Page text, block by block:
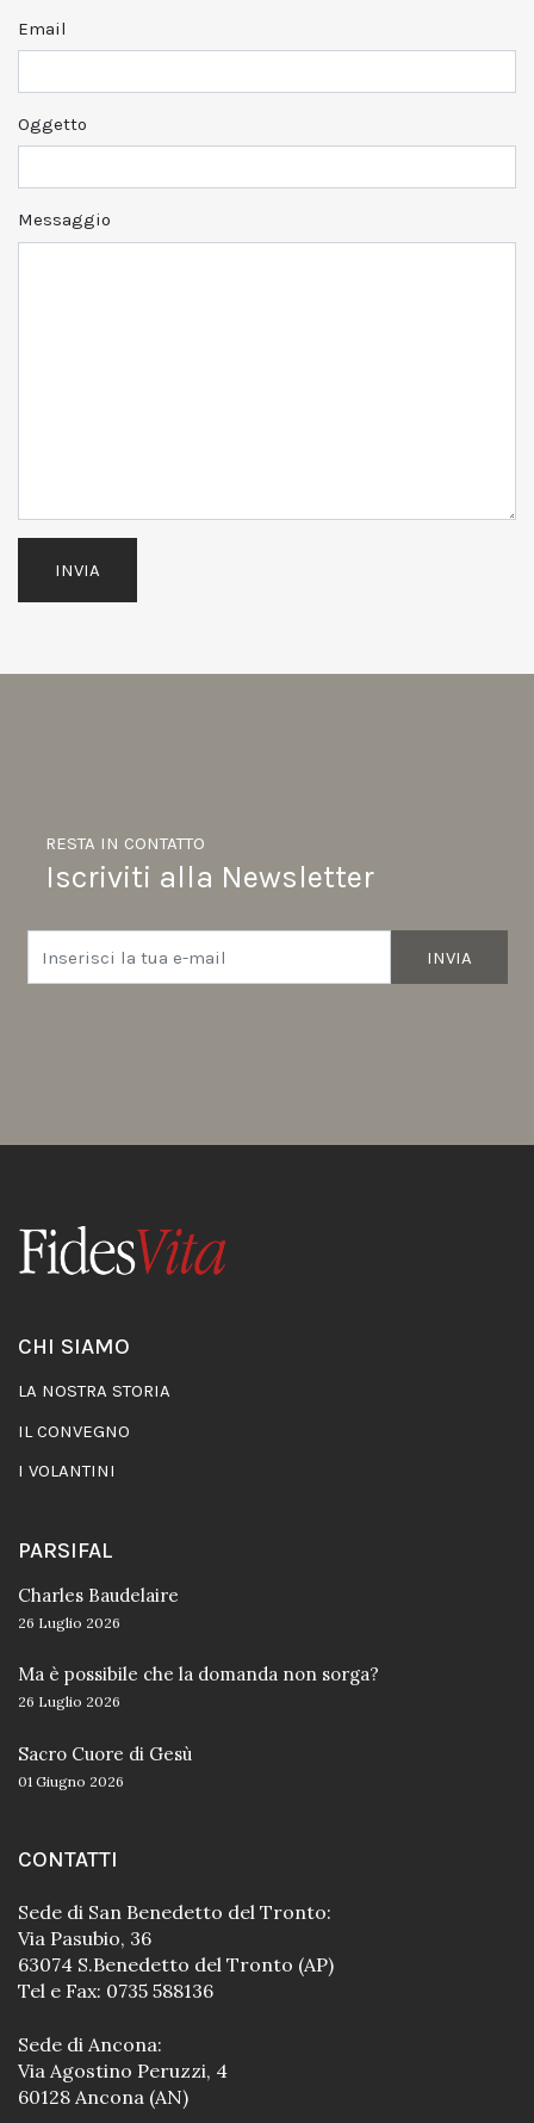
Email
Oggetto
Messaggio
INVIA
INVIA
RESTA IN CONTATTO
Iscriviti alla Newsletter
CHI SIAMO
LA NOSTRA STORIA
IL CONVEGNO
I VOLANTINI
PARSIFAL
Charles Baudelaire
26 Luglio 2026
Ma è possibile che la domanda non sorga?
26 Luglio 2026
Sacro Cuore di Gesù
01 Giugno 2026
CONTATTI
Sede di San Benedetto del Tronto:
Via Pasubio, 36
63074 S.Benedetto del Tronto (AP)
Tel e Fax: 0735 588136
Sede di Ancona:
Via Agostino Peruzzi, 4
60128 Ancona (AN)